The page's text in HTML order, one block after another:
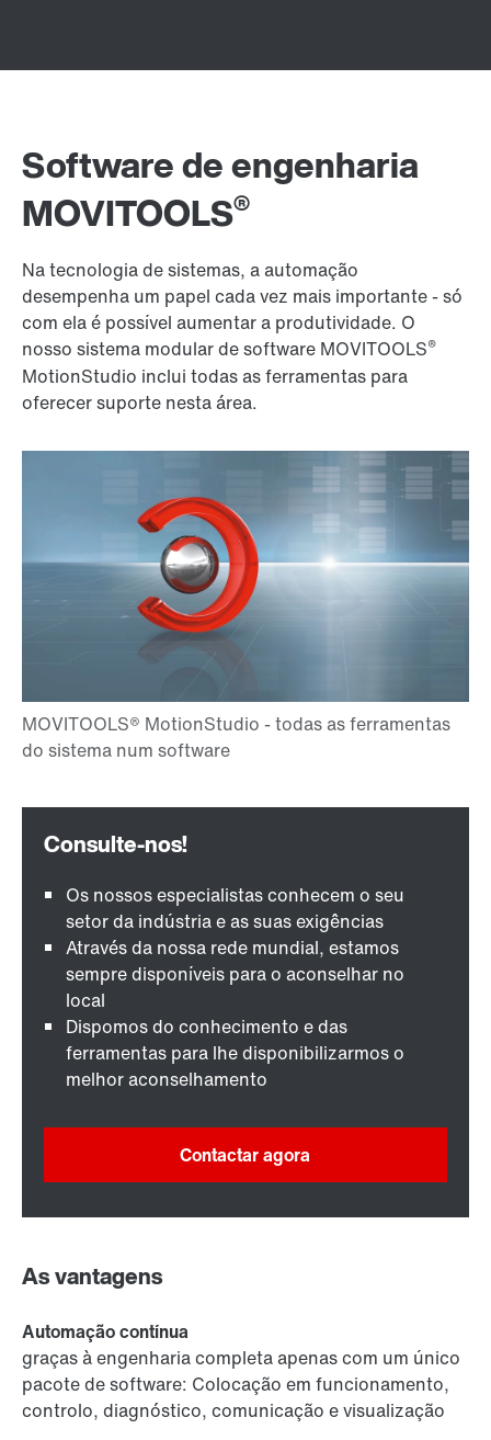
Software de engenharia
MOVITOOLS®
Na tecnologia de sistemas, a automação
desempenha um papel cada vez mais importante - só
com ela é possível aumentar a produtividade. O
nosso sistema modular de software MOVITOOLS®
MotionStudio inclui todas as ferramentas para
oferecer suporte nesta área.
Os nossos especialistas conhecem o seu
setor da indústria e as suas exigências
Através da nossa rede mundial, estamos
sempre disponíveis para o aconselhar no
local
Dispomos do conhecimento e das
ferramentas para lhe disponibilizarmos o
melhor aconselhamento
Contactar agora
As vantagens
Automação contínua
graças à engenharia completa apenas com um único
pacote de software: Colocação em funcionamento,
controlo, diagnóstico, comunicação e visualização